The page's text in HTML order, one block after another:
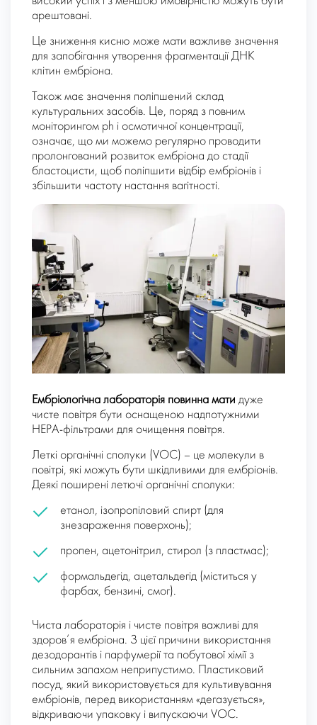
арештовані.
Це зниження кисню може мати важливе значення
для запобігання утворення фрагментації ДНК
клітин ембріона.
Також має значення поліпшений склад
культуральних засобів. Це, поряд з повним
моніторингом ph і осмотичної концентрації,
означає, що ми можемо регулярно проводити
пролонгований розвиток ембріона до стадії
бластоцисти, щоб поліпшити відбір ембріонів і
збільшити частоту настання вагітності.
Ембріологічна лабораторія повинна мати дуже
чисте повітря бути оснащеною надпотужними
HEPA-фільтрами для очищення повітря.
Леткі органічні сполуки (VOC) – це молекули в
повітрі, які можуть бути шкідливими для ембріонів.
Деякі поширені летючі органічні сполуки:
етанол, ізопропіловий спирт (для
знезараження поверхонь);
пропен, ацетонітрил, стирол (з пластмас);
формальдегід, ацетальдегід (міститься у
фарбах, бензині, смог).
Чиста лабораторія і чисте повітря важливі для
здоров’я ембріона. З цієї причини використання
дезодорантів і парфумерії та побутової хімії з
сильним запахом неприпустимо. Пластиковий
посуд, який використовується для культивування
ембріонів, перед використанням «дегазується»,
відкриваючи упаковку і випускаючи VOC.